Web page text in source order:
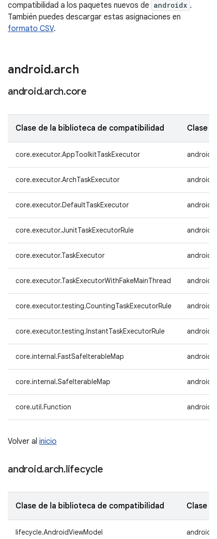
compatibilidad a los paquetes nuevos de androidx .
También puedes descargar estas asignaciones en
formato CSV.
android.arch
android.arch.core
Clase de la biblioteca de compatibilidad Clase
core.executor.AppToolkitTaskExecutor
core.executor.ArchTaskExecutor
core.executor.DefaultTaskExecutor
core.executor.JunitTaskExecutorRule
core.executor.TaskExecutor
core.executor.TaskExecutorWithFakeMainThread
core.executor.testing.CountingTaskExecutorRule
core.executor.testing.InstantTaskExecutorRule
core.internal.FastSafeIterableMap
core.internal.SafeIterableMap
core.util.Function
Volver al inicio
android.arch.lifecycle
Clase de la biblioteca de compatibilidad Clase
lifecycle.AndroidViewModel